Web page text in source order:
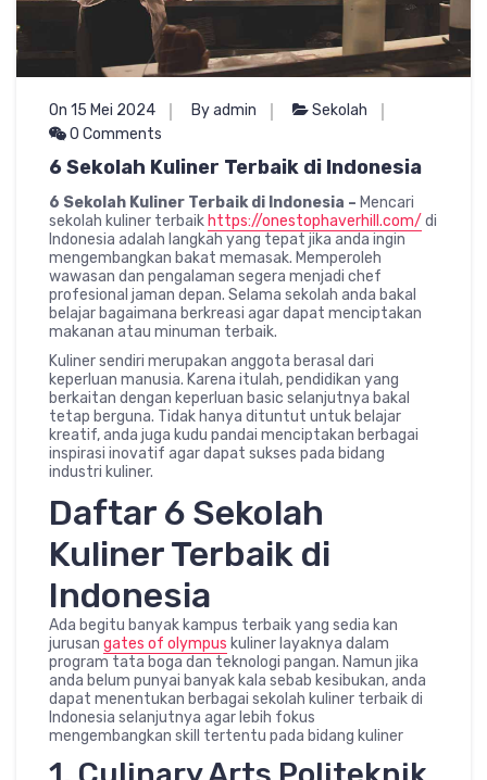
On 15 Mei 2024 By admin
Sekolah
0 Comments
6 Sekolah Kuliner Terbaik di Indonesia
6 Sekolah Kuliner Terbaik di Indonesia – Mencari
sekolah kuliner terbaik https://onestophaverhill.com/ di
Indonesia adalah langkah yang tepat jika anda ingin
mengembangkan bakat memasak. Memperoleh
wawasan dan pengalaman segera menjadi chef
profesional jaman depan. Selama sekolah anda bakal
belajar bagaimana berkreasi agar dapat menciptakan
makanan atau minuman terbaik.
Kuliner sendiri merupakan anggota berasal dari
keperluan manusia. Karena itulah, pendidikan yang
berkaitan dengan keperluan basic selanjutnya bakal
tetap berguna. Tidak hanya dituntut untuk belajar
kreatif, anda juga kudu pandai menciptakan berbagai
inspirasi inovatif agar dapat sukses pada bidang
industri kuliner.
Daftar 6 Sekolah
Kuliner Terbaik di
Indonesia
Ada begitu banyak kampus terbaik yang sedia kan
jurusan gates of olympus kuliner layaknya dalam
program tata boga dan teknologi pangan. Namun jika
anda belum punyai banyak kala sebab kesibukan, anda
dapat menentukan berbagai sekolah kuliner terbaik di
Indonesia selanjutnya agar lebih fokus
mengembangkan skill tertentu pada bidang kuliner